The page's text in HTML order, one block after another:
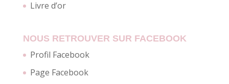
Livre d’or
NOUS RETROUVER SUR FACEBOOK
Profil Facebook
Page Facebook